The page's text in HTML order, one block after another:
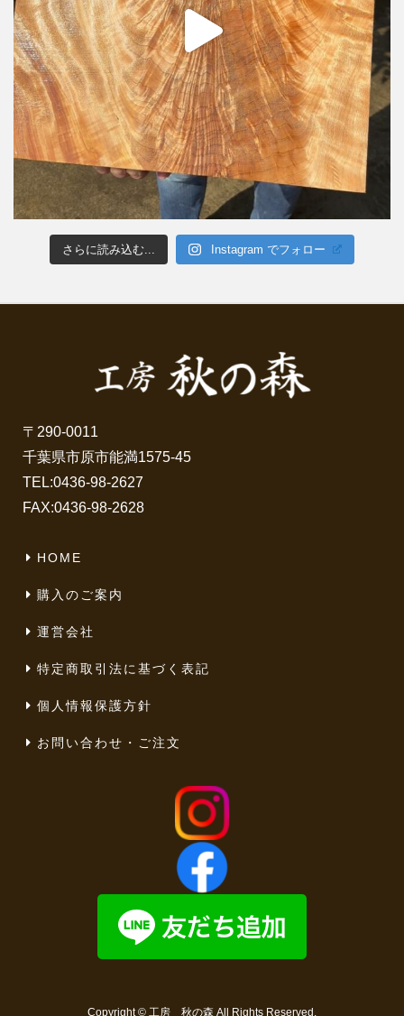
さらに読み込む... Instagram でフォロー
〒290-0011
千葉県市原市能満1575-45
TEL:0436-98-2627
FAX:0436-98-2628
HOME
購入のご案内
運営会社
特定商取引法に基づく表記
個人情報保護方針
お問い合わせ・ご注文
Copyright © 工房 秋の森 All Rights Reserved.